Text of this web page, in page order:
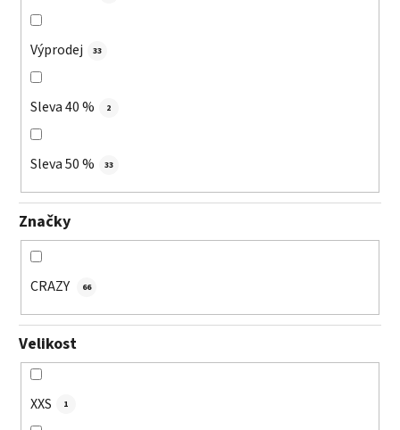
Výprodej 33
Sleva 40 % 2
Sleva 50 % 33
Značky
CRAZY 66
Velikost
XXS 1